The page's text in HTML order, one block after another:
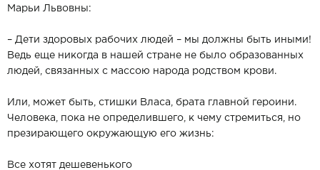
Марьи Львовны:
– Дети здоровых рабочих людей – мы должны быть иными!
Ведь еще никогда в нашей стране не было образованных
людей, связанных с массою народа родством крови.
Или, может быть, стишки Власа, брата главной героини.
Человека, пока не определившего, к чему стремиться, но
презирающего окружающую его жизнь:
Все хотят дешевенького